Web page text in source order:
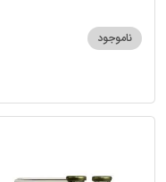
ناموجود